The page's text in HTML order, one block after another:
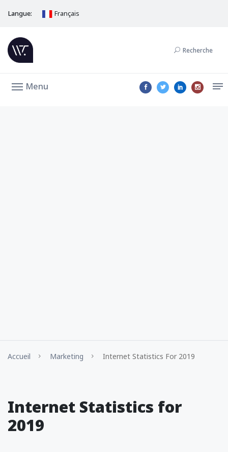
Langue: Français
Recherche
Menu
Accueil Marketing Internet Statistics For 2019
Internet Statistics for
2019